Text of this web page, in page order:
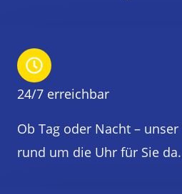
24/7 erreichbar
Ob Tag oder Nacht –
rund um die Uhr für Sie da.